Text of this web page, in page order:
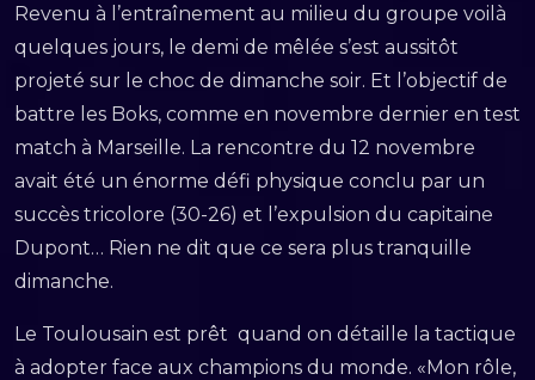
Revenu à l’entraînement au milieu du groupe voilà
quelques jours, le demi de mêlée s’est aussitôt
projeté sur le choc de dimanche soir. Et l’objectif de
battre les Boks, comme en novembre dernier en test
match à Marseille. La rencontre du 12 novembre
avait été un énorme défi physique conclu par un
succès tricolore (30-26) et l’expulsion du capitaine
Dupont… Rien ne dit que ce sera plus tranquille
dimanche.
Le Toulousain est prêt quand on détaille la tactique
à adopter face aux champions du monde. «Mon rôle,